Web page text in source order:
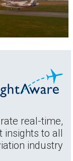
real-time,
insights to all
industry.